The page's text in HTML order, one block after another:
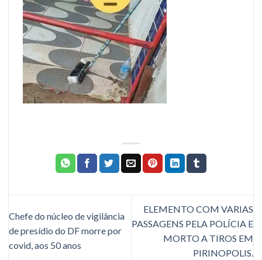
Chefe do núcleo de vigilância
de presídio do DF morre por
covid, aos 50 anos
ELEMENTO COM VARIAS
PASSAGENS PELA POLÍCIA E
MORTO A TIROS EM
PIRINOPOLIS.